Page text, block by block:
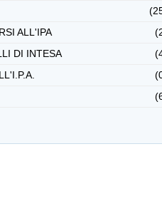
ALL'IPA
DI INTESA